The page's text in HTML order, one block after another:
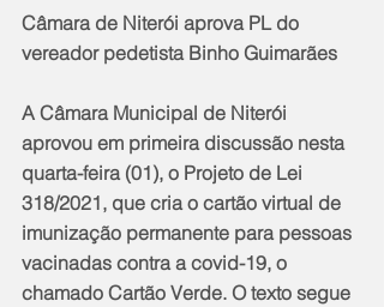
Câmara de Niterói aprova PL do
vereador pedetista Binho Guimarães
A Câmara Municipal de Niterói
aprovou em primeira discussão nesta
quarta-feira (01), o Projeto de Lei
318/2021, que cria o cartão virtual de
imunização permanente para pessoas
vacinadas contra a covid-19, o
chamado Cartão Verde. O texto segue